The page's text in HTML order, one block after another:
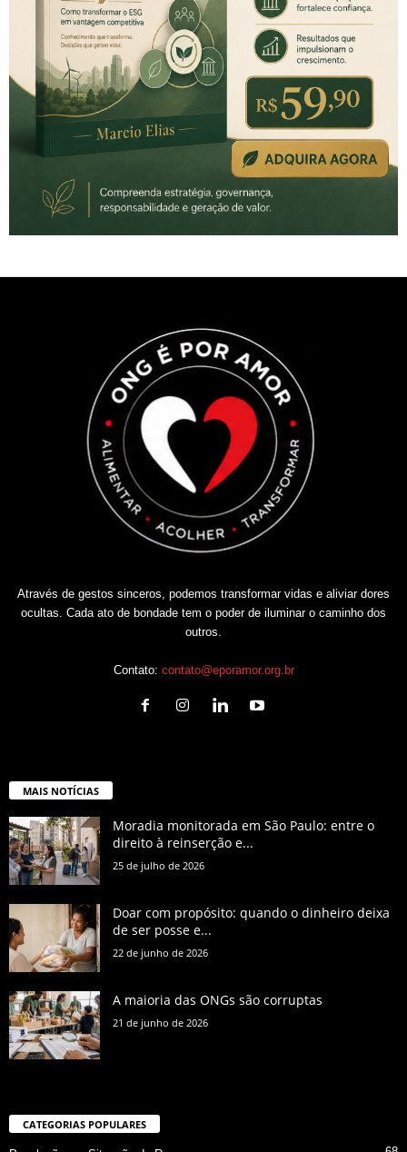
Através de gestos sinceros, podemos transformar vidas e aliviar dores
ocultas. Cada ato de bondade tem o poder de iluminar o caminho dos
outros.
Contato: contato@eporamor.org.br
MAIS NOTÍCIAS
Moradia monitorada em São Paulo: entre o
direito à reinserção e...
25 de julho de 2026
Doar com propósito: quando o dinheiro deixa
de ser posse e...
22 de junho de 2026
A maioria das ONGs são corruptas
21 de junho de 2026
CATEGORIAS POPULARES